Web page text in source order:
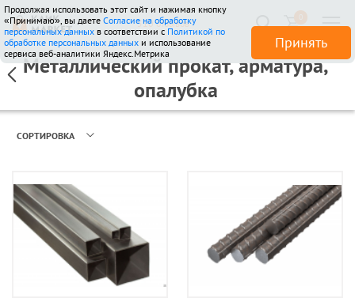
510 отзывов
Продолжая использовать этот сайт и нажимая кнопку
«Принимаю», вы даете Согласие на обработку
персональных данных в соответствии с Политикой по
обработке персональных данных и использование
сервиса веб-аналитики Яндекс.Метрика
Принять
Металлический прокат, арматура,
опалубка
СОРТИРОВКА